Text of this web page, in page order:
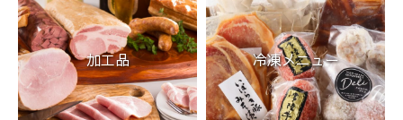
加工品 冷凍メニュー